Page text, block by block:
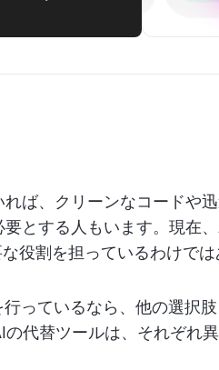
ば、クリーンなコードや
とする人もいます。現在
役割を担っているわけでは
っているなら、他の選択
代替ツールは、それぞれ